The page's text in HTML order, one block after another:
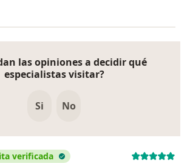
las opiniones a decidir qué
especialistas visitar?
Si No
verificada